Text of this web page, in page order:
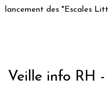
des "Escales
Veille info RH